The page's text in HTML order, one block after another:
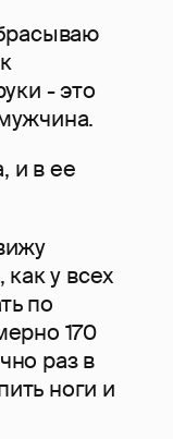
- это
и в ее
у всех
по
170
раз в
ноги и